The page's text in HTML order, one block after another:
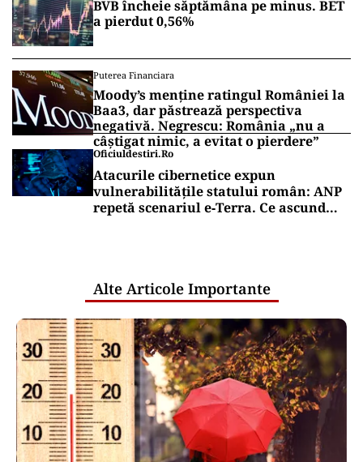
BVB încheie săptămâna pe minus. BET
a pierdut 0,56%
Puterea Financiara
Moody’s menține ratingul României la
Baa3, dar păstrează perspectiva
negativă. Negrescu: România „nu a
câștigat nimic, a evitat o pierdere”
Oficiuldestiri.ro
Atacurile cibernetice expun
vulnerabilitățile statului român: ANP
repetă scenariul e‑Terra. Ce ascund
Alte Articole Importante